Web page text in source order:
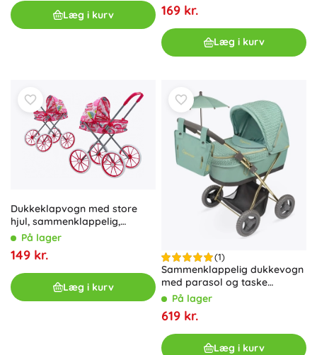
Læg i kurv 169 kr.
Læg i kurv
Dukkeklapvogn med store
hjul, sammenklappelig,
lyserød med mønstre
På lager
149 kr.
Læg i kurv
(1)
Sammenklappelig dukkevogn
med parasol og taske
Capriccio 60 cm
På lager
619 kr.
Læg i kurv